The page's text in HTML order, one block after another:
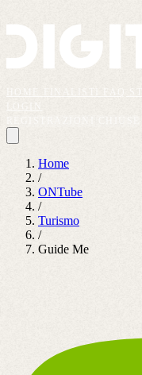
Home
/
ONTube
/
Turismo
/
Guide Me